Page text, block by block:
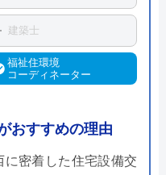
建築士
福祉住環境
コーディネーター
おすすめの理由
密着した住宅設備交